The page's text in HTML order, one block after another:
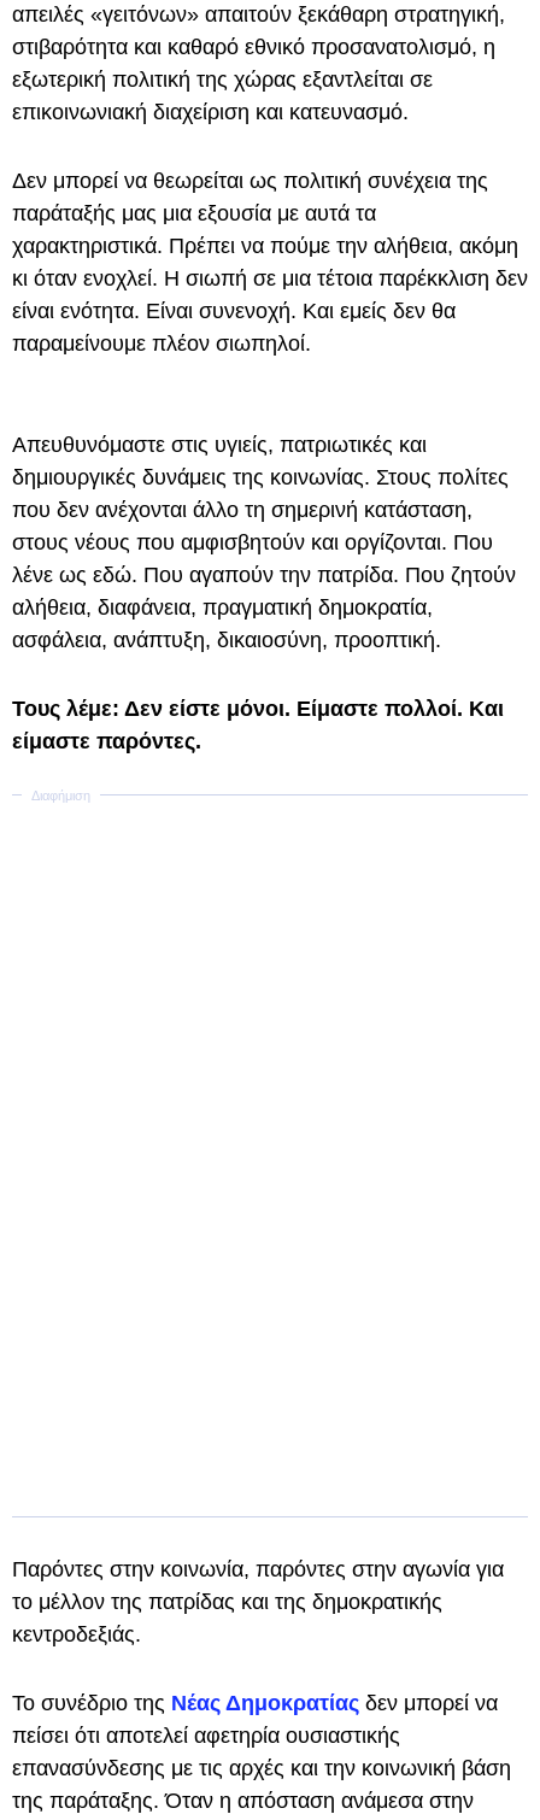
απειλές «γειτόνων» απαιτούν ξεκάθαρη στρατηγική,
στιβαρότητα και καθαρό εθνικό προσανατολισμό, η
εξωτερική πολιτική της χώρας εξαντλείται σε
επικοινωνιακή διαχείριση και κατευνασμό.
Δεν μπορεί να θεωρείται ως πολιτική συνέχεια της
παράταξής μας μια εξουσία με αυτά τα
χαρακτηριστικά. Πρέπει να πούμε την αλήθεια, ακόμη
κι όταν ενοχλεί. Η σιωπή σε μια τέτοια παρέκκλιση δεν
είναι ενότητα. Είναι συνενοχή. Και εμείς δεν θα
παραμείνουμε πλέον σιωπηλοί.
Απευθυνόμαστε στις υγιείς, πατριωτικές και
δημιουργικές δυνάμεις της κοινωνίας. Στους πολίτες
που δεν ανέχονται άλλο τη σημερινή κατάσταση,
στους νέους που αμφισβητούν και οργίζονται. Που
λένε ως εδώ. Που αγαπούν την πατρίδα. Που ζητούν
αλήθεια, διαφάνεια, πραγματική δημοκρατία,
ασφάλεια, ανάπτυξη, δικαιοσύνη, προοπτική.
Τους λέμε: Δεν είστε μόνοι. Είμαστε πολλοί. Και
είμαστε παρόντες.
Παρόντες στην κοινωνία, παρόντες στην αγωνία για
το μέλλον της πατρίδας και της δημοκρατικής
κεντροδεξιάς.
Το συνέδριο της Νέας Δημοκρατίας δεν μπορεί να
πείσει ότι αποτελεί αφετηρία ουσιαστικής
επανασύνδεσης με τις αρχές και την κοινωνική βάση
της παράταξης. Όταν η απόσταση ανάμεσα στην